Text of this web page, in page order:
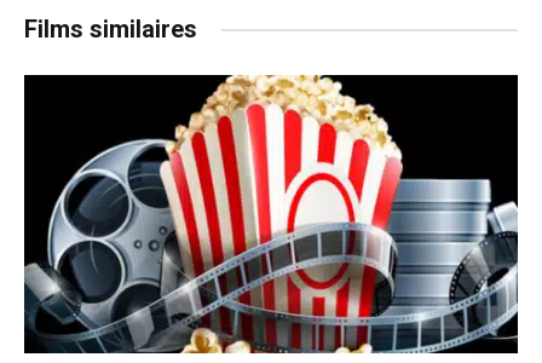
Films similaires